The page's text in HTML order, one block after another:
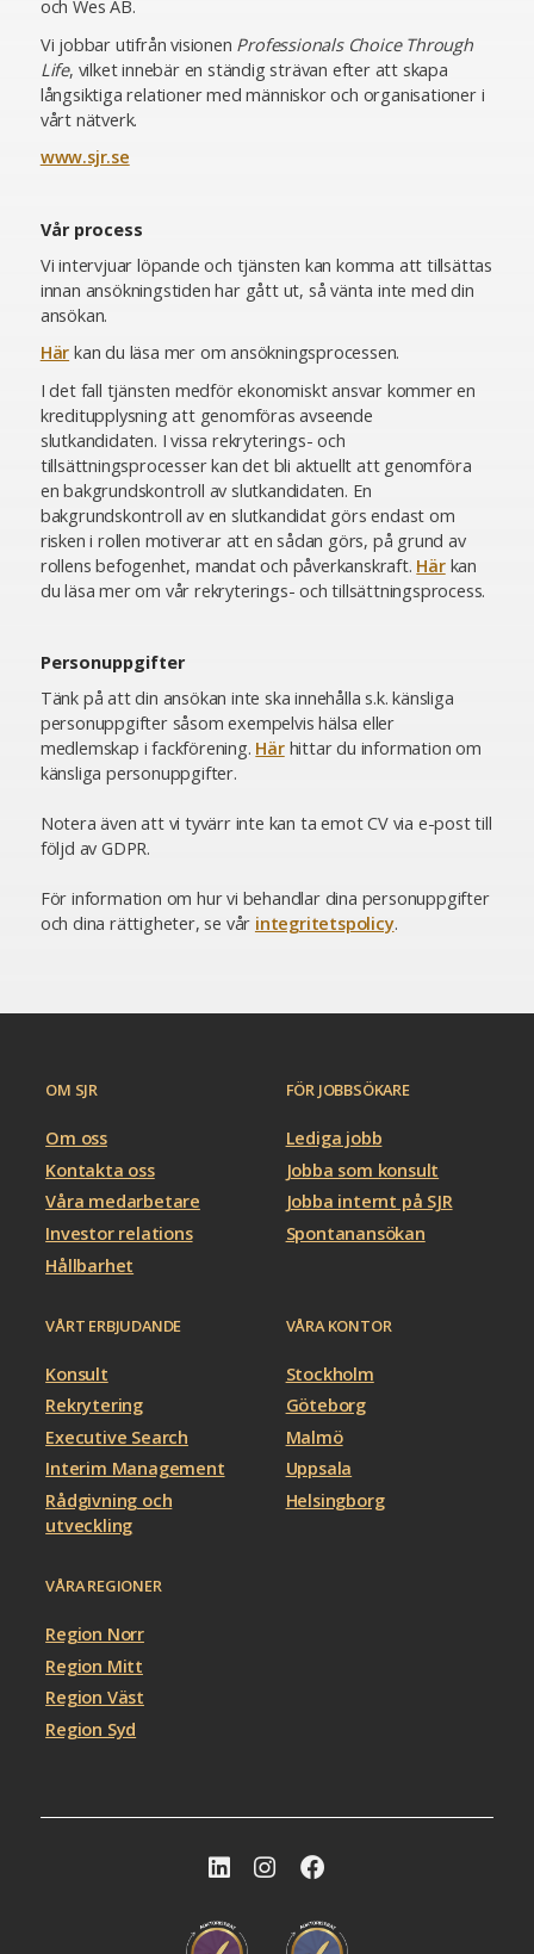
och Wes AB.
Vi jobbar utifrån visionen Professionals Choice Through
Life, vilket innebär en ständig strävan efter att skapa
långsiktiga relationer med människor och organisationer i
vårt nätverk.
www.sjr.se
Vår process
Vi intervjuar löpande och tjänsten kan komma att tillsättas
innan ansökningstiden har gått ut, så vänta inte med din
ansökan.
Här kan du läsa mer om ansökningsprocessen.
I det fall tjänsten medför ekonomiskt ansvar kommer en
kreditupplysning att genomföras avseende
slutkandidaten. I vissa rekryterings- och
tillsättningsprocesser kan det bli aktuellt att genomföra
en bakgrundskontroll av slutkandidaten. En
bakgrundskontroll av en slutkandidat görs endast om
risken i rollen motiverar att en sådan görs, på grund av
rollens befogenhet, mandat och påverkanskraft. Härkan
du läsa mer om vår rekryterings- och tillsättningsprocess.
Personuppgifter
Tänk på att din ansökan inte ska innehålla s.k. känsliga
personuppgifter såsom exempelvis hälsa eller
medlemskap i fackförening. Härhittar du information om
känsliga personuppgifter.
Notera även att vi tyvärr inte kan ta emot CV via e-post till
följd av GDPR.
För information om hur vi behandlar dina personuppgifter
och dina rättigheter, se vår integritetspolicy.
OM SJR
Om oss
Kontakta oss
Våra medarbetare
Investor relations
Hållbarhet
FÖR JOBBSÖKARE
Lediga jobb
Jobba som konsult
Jobba internt på SJR
Spontanansökan
VÅRT ERBJUDANDE
Konsult
Rekrytering
Executive Search
Interim Management
Rådgivning och
utveckling
VÅRA KONTOR
Stockholm
Göteborg
Malmö
Uppsala
Helsingborg
VÅRA REGIONER
Region Norr
Region Mitt
Region Väst
Region Syd